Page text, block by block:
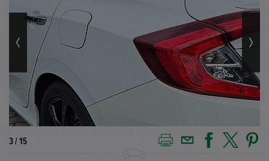
3 / 15